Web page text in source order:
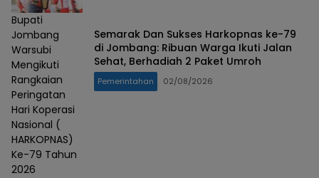
Bupati
Jombang
Warsubi
Mengikuti
Rangkaian
Peringatan
Hari Koperasi
Nasional (
HARKOPNAS)
Ke-79 Tahun
2026
Semarak Dan Sukses Harkopnas ke-79
di Jombang: Ribuan Warga Ikuti Jalan
Sehat, Berhadiah 2 Paket Umroh
Pemerintahan 02/08/2026